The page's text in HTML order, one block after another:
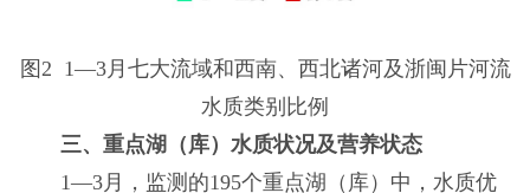
图2 1—3月七大流域和西南、西北诸河及浙闽片河流
水质类别比例
三、重点湖（库）水质状况及营养状态
1—3月，监测的195个重点湖（库）中，水质优